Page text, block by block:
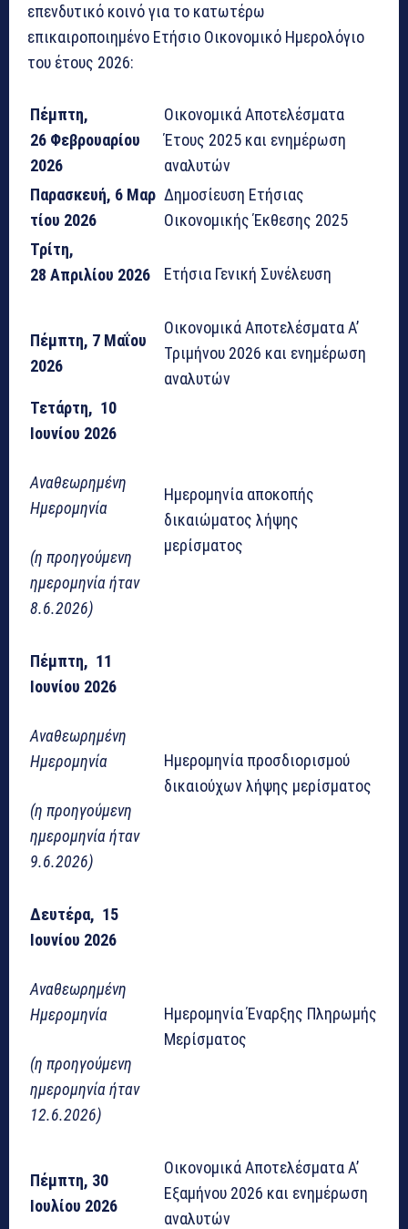
επενδυτικό κοινό για το κατωτέρω
επικαιροποιημένο Ετήσιο Οικονομικό Ημερολόγιο
του έτους 2026:
Πέμπτη,
26 Φεβρουαρίου
2026
Οικονομικά Αποτελέσματα
Έτους 2025 και ενημέρωση
αναλυτών
Παρασκευή, 6 Μαρ
τίου 2026
Δημοσίευση Ετήσιας
Οικονομικής Έκθεσης 2025
Τρίτη,
28 Απριλίου 2026
Ετήσια Γενική Συνέλευση
Πέμπτη, 7 Μαΐου
2026
Οικονομικά Αποτελέσματα Α’
Τριμήνου 2026 και ενημέρωση
αναλυτών
Τετάρτη, 10
Ιουνίου 2026
Αναθεωρημένη
Ημερομηνία
(η προηγούμενη
ημερομηνία ήταν
8.6.2026)
Ημερομηνία αποκοπής
δικαιώματος λήψης
μερίσματος
Πέμπτη, 11
Ιουνίου 2026
Αναθεωρημένη
Ημερομηνία
(η προηγούμενη
ημερομηνία ήταν
9.6.2026)
Ημερομηνία προσδιορισμού
δικαιούχων λήψης μερίσματος
Δευτέρα, 15
Ιουνίου 2026
Αναθεωρημένη
Ημερομηνία
(η προηγούμενη
ημερομηνία ήταν
12.6.2026)
Ημερομηνία Έναρξης Πληρωμής
Μερίσματος
Πέμπτη, 30
Ιουλίου 2026
Οικονομικά Αποτελέσματα Α’
Εξαμήνου 2026 και ενημέρωση
αναλυτών